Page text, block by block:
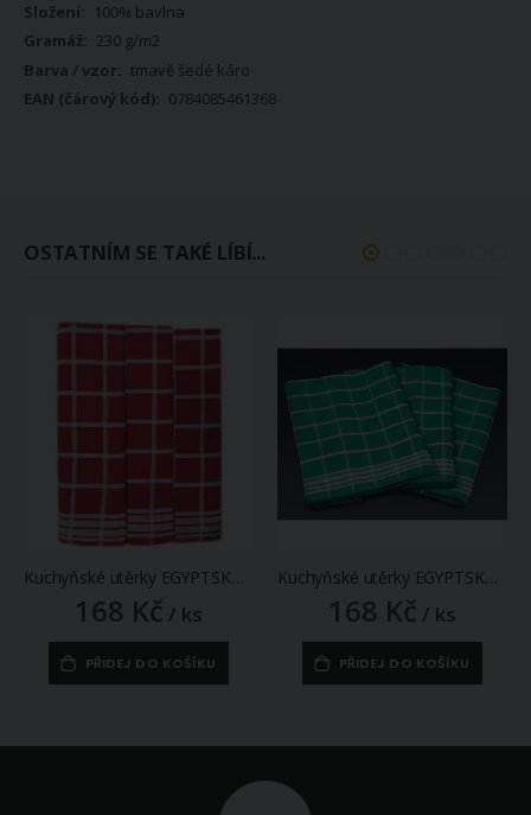
100% bavlna
230 g/m2
tmavě šedé káro
0784085461368
OSTATNÍM SE TAKÉ LÍBÍ...
Kuchyňské utěrky EGYPTSKÁ BAVLNA 01, červené káro, 2 kusy, 50x70cm
168 Kč / ks
PŘIDEJ DO KOŠÍKU
Kuchyňské utěrky EGYPTSKÁ BAVLNA 02, zelené káro, 3 kusy, 50x70cm
168 Kč / ks
PŘIDEJ DO KOŠÍKU